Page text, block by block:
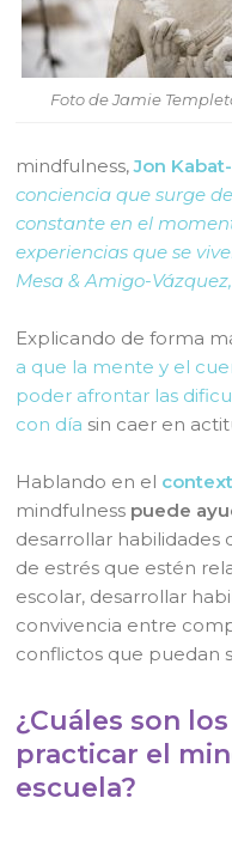
Foto de Jamie
mindfulness,Jon
conciencia que surge
constante en el
experiencias que se
Mesa & Amigo-Vázquez,
Explicando de forma
a que la mente y el
poder afrontar las
con día sin caer en
Hablando en el
mindfulness puede
desarrollar habilidades
de estrés que estén
escolar, desarrollar
convivencia entre
conflictos que puedan
¿Cuáles son
practicar el
escuela?